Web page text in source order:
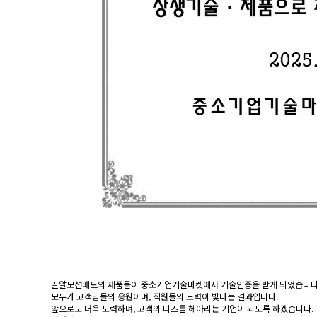
밀알모션베드의 제품들이 중소기업기술마켓에서 기술인증을 받게 되었습니
모두가 고객님들의 응원이며, 직원들의 노력이 빛나는 결과입니다.
앞으로도 더욱 노력하며, 고객의 니즈를 헤아리는 기업이 되도록 하겠습니다.